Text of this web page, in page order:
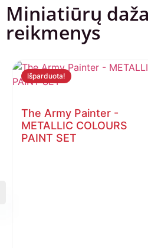
Miniatiūrų
reikmenys
Išparduota!
The Army Painter -
METALLIC COLOURS
PAINT SET